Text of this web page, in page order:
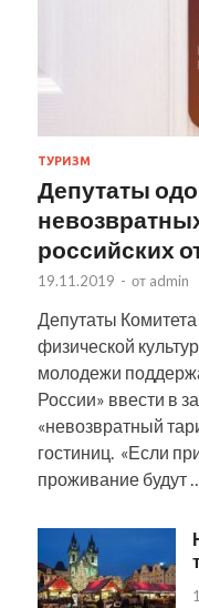
ТУРИЗМ
Депутаты
российских
19.11.2019 - от admin
Депутаты
физической
молодежи
России» ввести в
«невозвратный
гостиниц. «Если
проживание будут …